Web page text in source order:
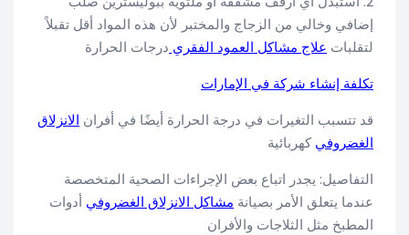
إضافي وخالي من الزجاج والمختبر لأن هذه المواد أقل تقبلاً
لتقلبات علاج مشاكل العمود الفقري درجات الحرارة
تكلفة إنشاء شركة في الإمارات
قد تتسبب التغيرات في درجة الحرارة أيضًا في أفران الانزلاق
الغضروفي كهربائية
التفاصيل: يجدر اتباع بعض الإجراءات الصحية المتخصصة
عندما يتعلق الأمر بصيانة مشاكل الانزلاق الغضروفي أدوات
المطبخ مثل الثلاجات والأفران